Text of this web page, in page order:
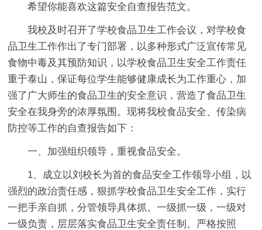
希望你能喜欢这篇安全自查报告范文。
我校及时召开了学校食品卫生工作会议，对学校食
品卫生工作作出了专门部署，以多种形式广泛宣传常见
食物中毒及其预防知识，以学校食品卫生安全工作责任
重于泰山，保证每位学生能够健康成长为工作重心，加
强了广大师生的食品卫生的安全意识，营造了食品卫生
安全在我身旁的浓厚氛围。现将我校食品安全、传染病
防控等工作的自查报告如下：
一、加强组织领导，重视食品安全。
1、成立以刘校长为首的食品安全工作领导小组，以
强烈的政治责任感，狠抓学校食品卫生安全工作，实行
一把手亲自抓，分管领导具体抓。一级抓一级，一级对
一级负责，层层落实食品卫生安全责任制。严格按照